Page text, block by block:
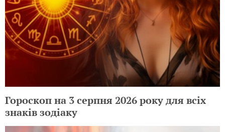
Гороскоп на 3 серпня 2026 року для всіх
знаків зодіаку